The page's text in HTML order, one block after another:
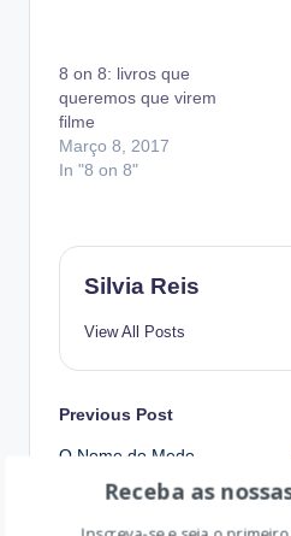
simples perceber os
outros…
8 on 8: livros que
queremos que virem
filme
Março 8, 2017
In "8 on 8"
Silvia Reis
View All Posts
Post
Previous Post
O Nome do Medo –
OpiniãoReceba as